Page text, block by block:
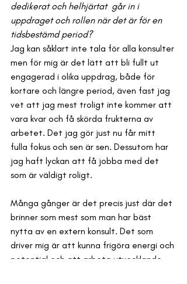
dedikerat och helhjärtat  går in i
uppdraget och rollen när det är för en
tidsbestämd period?
Jag kan såklart inte tala för alla konsulter
men för mig är det lätt att bli fullt ut
engagerad i olika uppdrag, både för
kortare och längre period, även fast jag
vet att jag mest troligt inte kommer att
vara kvar och få skörda frukterna av
arbetet. Det jag gör just nu får mitt
fulla fokus och sen är sen. Dessutom har
jag haft lyckan att få jobba med det
som är väldigt roligt.
Många gånger är det precis just där det
brinner som mest som man har bäst
nytta av en extern konsult. Det som
driver mig är att kunna frigöra energi och
potential och att arbeta utvecklande